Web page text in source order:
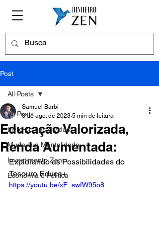
Post
All Posts
Livre-se das dívidas!
Mude sua Mentalidade
Investimento Zen
Economia e Política
All Posts
Educação Valorizada,
Renda Aumentada:
Samuel Barbi
8 de ago. de 2023 5 min de leitura
Explorando as Possibilidades do
Tesouro Educa+
https://youtu.be/xF_swfW95o8